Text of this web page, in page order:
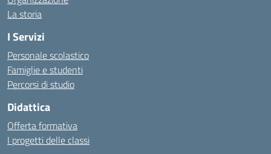
La storia
I Servizi
Personale scolastico
Famiglie e studenti
Percorsi di studio
Didattica
Offerta formativa
I progetti delle classi